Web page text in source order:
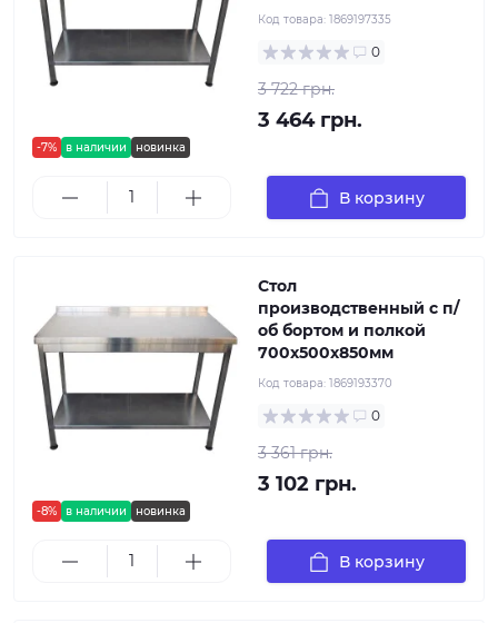
-7% в наличии новинка
Код товара: 1869197335
0
3 722 грн.
3 464 грн.
В корзину
-8% в наличии новинка
Стол
производственный с п/
об бортом и полкой
700х500х850мм
Код товара: 1869193370
0
3 361 грн.
3 102 грн.
В корзину